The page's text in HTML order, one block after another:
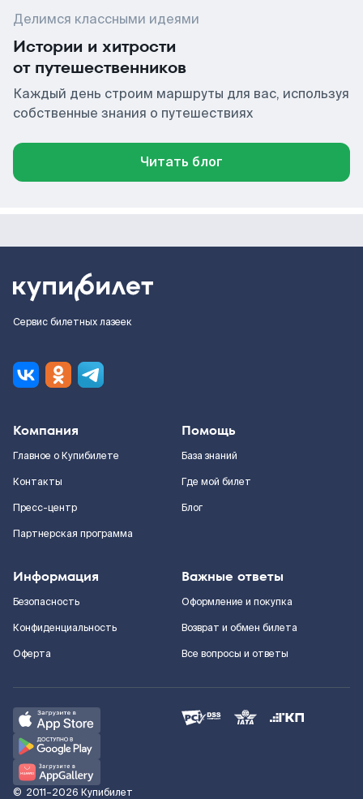
Делимся классными идеями
Истории и хитрости
от путешественников
Каждый день строим маршруты для вас, используя
собственные знания о путешествиях
Читать блог
Сервис билетных лазеек
Компания
Главное о Купибилете
Контакты
Пресс-центр
Партнерская программа
Помощь
База знаний
Где мой билет
Блог
Информация
Безопасность
Конфиденциальность
Оферта
Важные ответы
Оформление и покупка
Возврат и обмен билета
Все вопросы и ответы
© 2011–2026 Купибилет